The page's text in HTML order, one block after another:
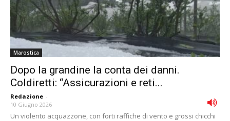
Marostica
Dopo la grandine la conta dei danni.
Coldiretti: “Assicurazioni e reti...
Redazione -
10 Giugno 2026
Un violento acquazzone, con forti raffiche di vento e grossi chicchi